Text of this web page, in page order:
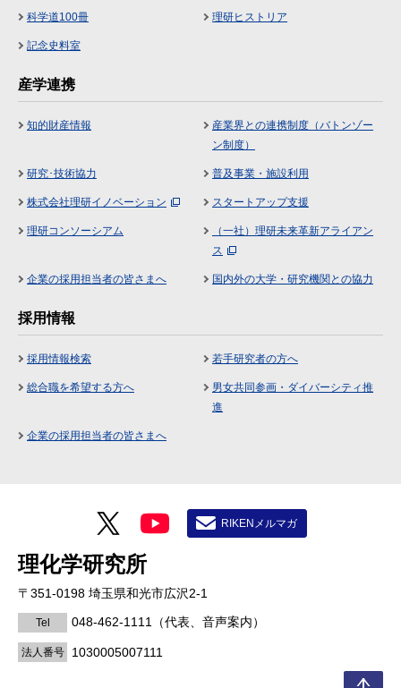
科学道100冊 理研ヒストリア
記念史料室
産学連携
知的財産情報
産業界との連携制度（バトンゾー
ン制度）
研究･技術協力 普及事業・施設利用
株式会社理研イノベーション スタートアップ支援
理研コンソーシアム
（一社）理研未来革新アライアン
ス
企業の採用担当者の皆さまへ 国内外の大学・研究機関との協力
採用情報
採用情報検索 若手研究者の方へ
総合職を希望する方へ
男女共同参画・ダイバーシティ推
進
企業の採用担当者の皆さまへ
理化学研究所
〒351-0198 埼玉県和光市広沢2-1
Tel 048-462-1111 （代表、音声案内）
法人番号 1030005007111
RIKENメルマガ